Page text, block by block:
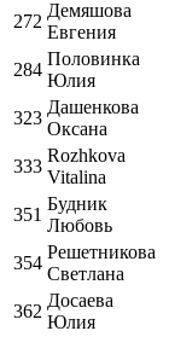
272
Демяшова
Евгения
284
Половинка
Юлия
323
Дашенкова
Оксана
333
Rozhkova
Vitalina
351
Будник
Любовь
354
Решетникова
Светлана
362
Досаева
Юлия